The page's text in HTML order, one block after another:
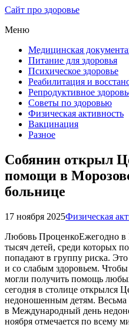
Сайт про здоровье
Меню
Медицинская
Питание для здоровья
Психическое здоровье
Реабилитация и
Репродуктивное
Советы по здоровью
Физическая активность
Вакцинация
Разное
Собянин открыл
помощи в
больнице
17 ноября 2025Физическая
Любовь ПроценкоЕжегодно в
тысяч детей, среди которых
попадают в группу риска.
и со слабым здоровьем.
могли получить помощь
сегодня в столице открылся
недоношенным детям.
в Международный день
ноября отмечается по всему